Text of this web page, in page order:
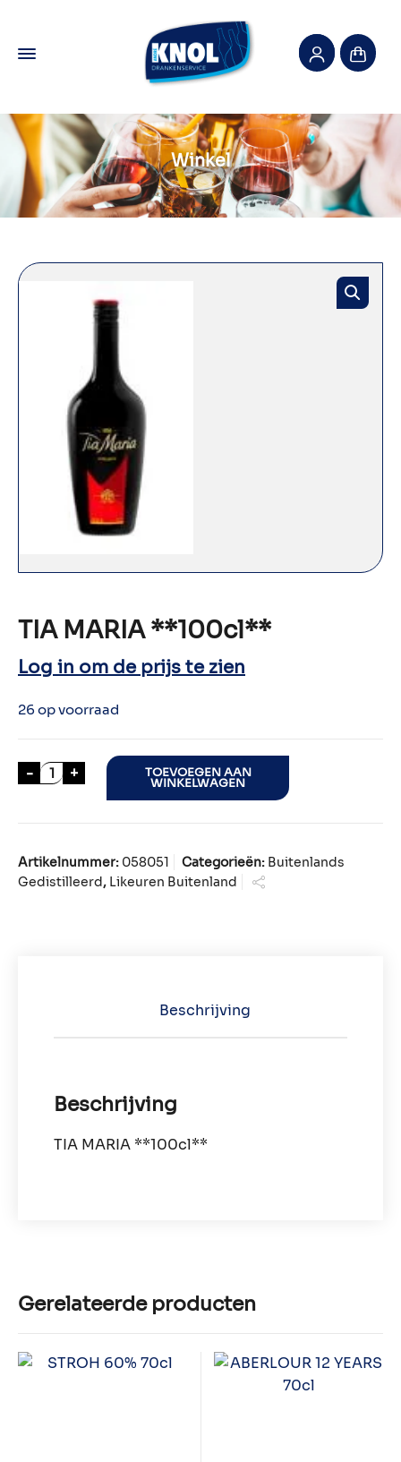
Winkel
TIA MARIA **100cl**
Log in om de prijs te zien
26 op voorraad
- TIA MARIA **100cl** aantal
+ TOEVOEGEN AAN
WINKELWAGEN
Artikelnummer: 058051 Categorieën: Buitenlands
Gedistilleerd, Likeuren Buitenland
Beschrijving
Beschrijving
TIA MARIA **100cl**
Gerelateerde producten